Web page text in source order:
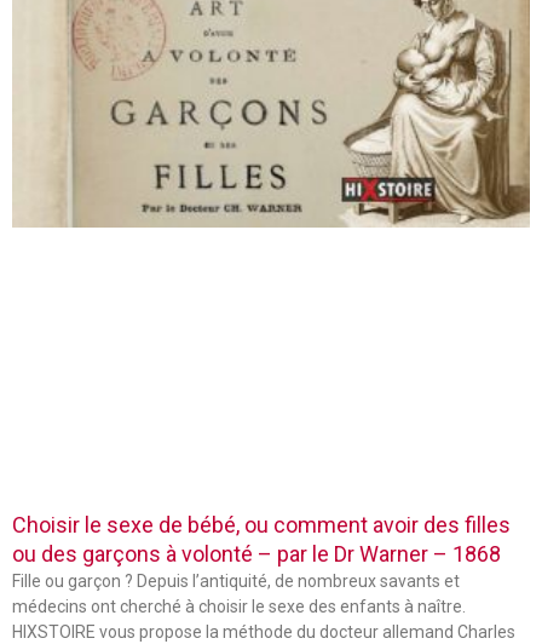
Choisir le sexe de bébé, ou comment avoir des filles
ou des garçons à volonté – par le Dr Warner – 1868
Fille ou garçon ? Depuis l’antiquité, de nombreux savants et
médecins ont cherché à choisir le sexe des enfants à naître.
HIXSTOIRE vous propose la méthode du docteur allemand Charles